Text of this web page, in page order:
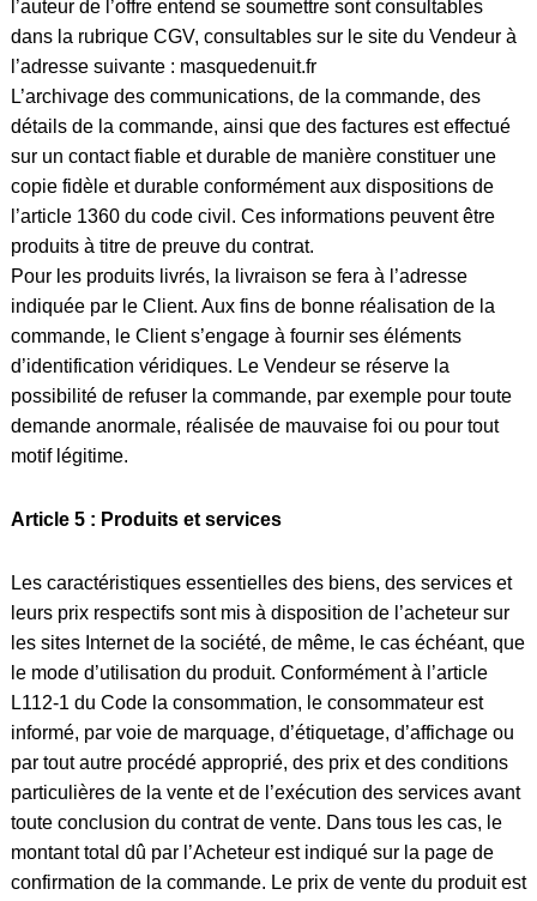
l’auteur de l’offre entend se soumettre sont consultables
dans la rubrique CGV, consultables sur le site du Vendeur à
l’adresse suivante : masquedenuit.fr
L’archivage des communications, de la commande, des
détails de la commande, ainsi que des factures est effectué
sur un contact fiable et durable de manière constituer une
copie fidèle et durable conformément aux dispositions de
l’article 1360 du code civil. Ces informations peuvent être
produits à titre de preuve du contrat.
Pour les produits livrés, la livraison se fera à l’adresse
indiquée par le Client. Aux fins de bonne réalisation de la
commande, le Client s’engage à fournir ses éléments
d’identification véridiques. Le Vendeur se réserve la
possibilité de refuser la commande, par exemple pour toute
demande anormale, réalisée de mauvaise foi ou pour tout
motif légitime.
Article 5 : Produits et services
Les caractéristiques essentielles des biens, des services et
leurs prix respectifs sont mis à disposition de l’acheteur sur
les sites Internet de la société, de même, le cas échéant, que
le mode d’utilisation du produit. Conformément à l’article
L112-1 du Code la consommation, le consommateur est
informé, par voie de marquage, d’étiquetage, d’affichage ou
par tout autre procédé approprié, des prix et des conditions
particulières de la vente et de l’exécution des services avant
toute conclusion du contrat de vente. Dans tous les cas, le
montant total dû par l’Acheteur est indiqué sur la page de
confirmation de la commande. Le prix de vente du produit est